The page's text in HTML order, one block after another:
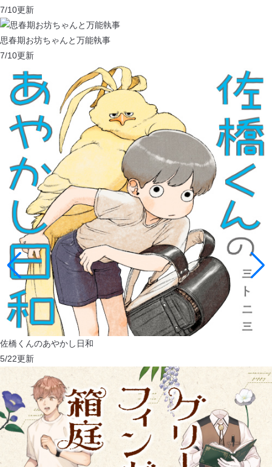
7/10更新
思春期お坊ちゃんと万能執事
7/10更新
佐橋くんのあやかし日和
5/22更新